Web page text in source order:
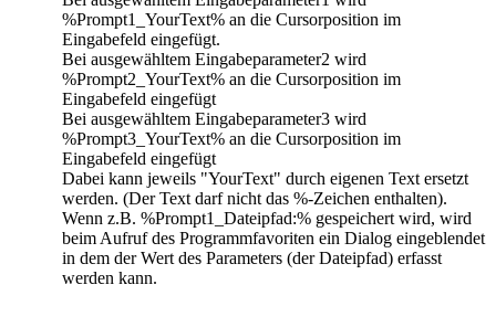
%Prompt1_YourText% an die Cursorposition im
Eingabefeld eingefügt.
Bei ausgewähltem Eingabeparameter2 wird
%Prompt2_YourText% an die Cursorposition im
Eingabefeld eingefügt
Bei ausgewähltem Eingabeparameter3 wird
%Prompt3_YourText% an die Cursorposition im
Eingabefeld eingefügt
Dabei kann jeweils "YourText" durch eigenen Text ersetzt
werden. (Der Text darf nicht das %-Zeichen enthalten).
Wenn z.B. %Prompt1_Dateipfad:% gespeichert wird, wird
beim Aufruf des Programmfavoriten ein Dialog eingeblendet
in dem der Wert des Parameters (der Dateipfad) erfasst
werden kann.